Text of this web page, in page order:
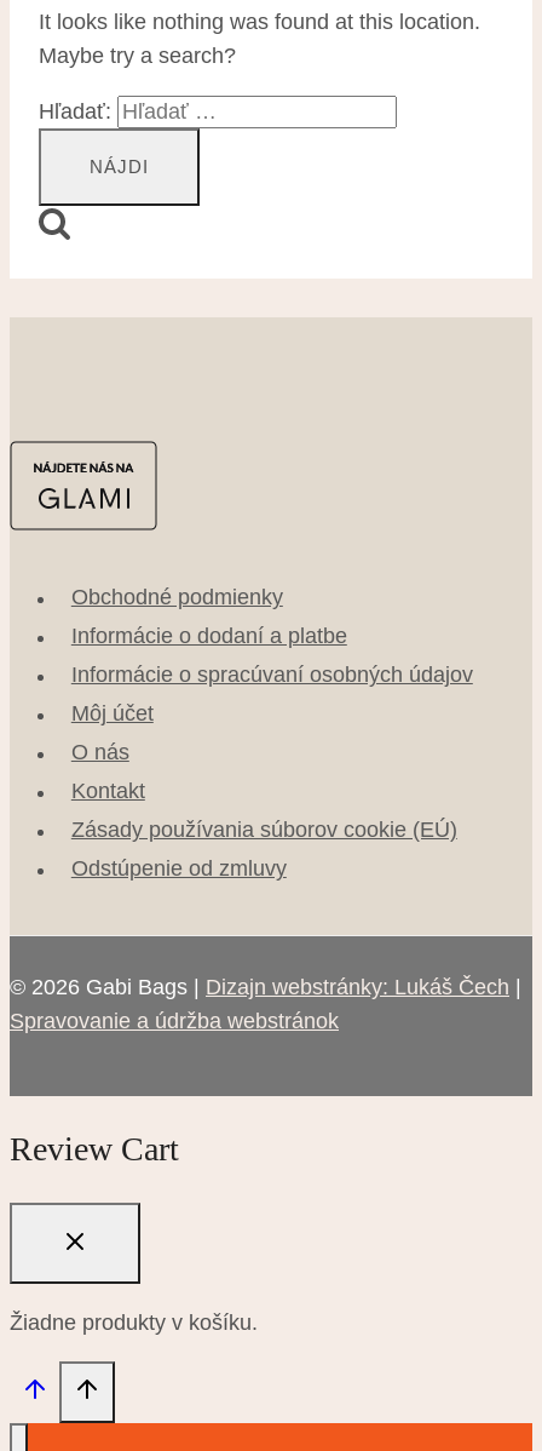
It looks like nothing was found at this location.
Maybe try a search?
Hľadať:
Obchodné podmienky
Informácie o dodaní a platbe
Informácie o spracúvaní osobných údajov
Môj účet
O nás
Kontakt
Zásady používania súborov cookie (EÚ)
Odstúpenie od zmluvy
© 2026 Gabi Bags | Dizajn webstránky: Lukáš Čech |
Spravovanie a údržba webstránok
Review Cart
Žiadne produkty v košíku.